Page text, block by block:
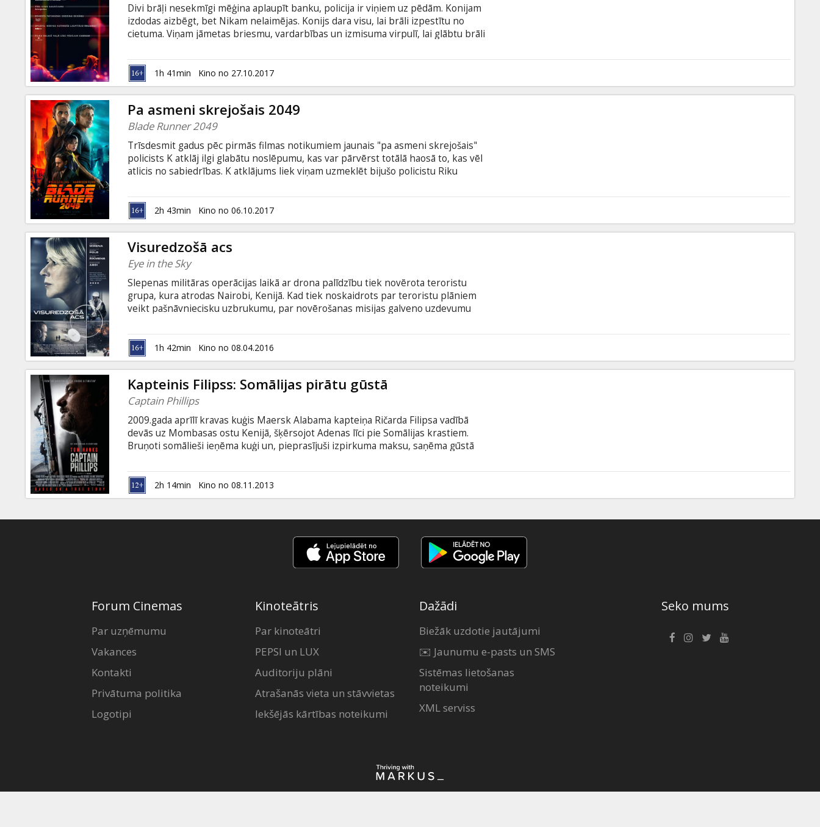
Divi brāļi nesekmīgi mēģina aplaupīt banku, policija ir viņiem uz pēdām. Konijam
izdodas aizbēgt, bet Nikam nelaimējas. Konijs dara visu, lai brāli izpestītu no
cietuma. Viņam jāmetas briesmu, vardarbības un izmisuma virpulī, lai glābtu brāli
1h 41min Kino no 27.10.2017
Pa asmeni skrejošais 2049
Blade Runner 2049
Trīsdesmit gadus pēc pirmās filmas notikumiem jaunais "pa asmeni skrejošais"
policists K atklāj ilgi glabātu noslēpumu, kas var pārvērst totālā haosā to, kas vēl
atlicis no sabiedrības. K atklājums liek viņam uzmeklēt bijušo policistu Riku
latviešu un krievu valodā. Seansi 2D un 3D formātā.
2h 43min Kino no 06.10.2017
Visuredzošā acs
Eye in the Sky
Slepenas militāras operācijas laikā ar drona palīdzību tiek novērota teroristu
grupa, kura atrodas Nairobi, Kenijā. Kad tiek noskaidrots par teroristu plāniem
veikt pašnāvniecisku uzbrukumu, par novērošanas misijas galveno uzdevumu
atrodas deviņus gadus veca meitenīte, kura nostāda operācijā iesaistītās personas
grūta lēmuma priekšā. Filma angļu valodā ar subtitriem latviešu un krievu valodā.
1h 42min Kino no 08.04.2016
Kapteinis Filipss: Somālijas pirātu gūstā
Captain Phillips
2009.gada aprīlī kravas kuģis Maersk Alabama kapteiņa Ričarda Filipsa vadībā
devās uz Mombasas ostu Kenijā, šķērsojot Adenas līci pie Somālijas krastiem.
Bruņoti somālieši ieņēma kuģi un, pieprasījuši izpirkuma maksu, saņēma gūstā
pret aci ar pirātu vadoni Musē, Filipsam atlika tikai cerēt uz brīnumu. Ar pirātiem
kopā pavadītajā laikā, kapteinis atskārst, ka noziedznieku motīvi nemaz nav tik
viennozīmīgi. Filmas scenārijs balstīts uz kapteiņa Filipsa biogrāfiskās grāmatas
2h 14min Kino no 08.11.2013
Forum Cinemas
Par uzņēmumu
Vakances
Kontakti
Privātuma politika
Logotipi
Kinoteātris
Par kinoteātri
PEPSI un LUX
Auditoriju plāni
Atrašanās vieta un stāvvietas
Iekšējās kārtības noteikumi
Dažādi
Biežāk uzdotie jautājumi
✉️ Jaunumu e-pasts un SMS
Sistēmas lietošanas
noteikumi
XML serviss
Seko mums